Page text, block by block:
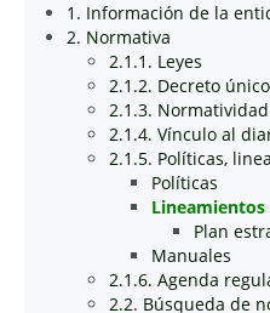
1. Información de la
2. Normativa
2.1.1. Leyes
2.1.2. Decreto
2.1.3.
2.1.4. Vínculo al
2.1.5. Políticas,
Políticas
Lineamientos
Plan
Manuales
2.1.6. Agenda
2.2. Búsqueda de